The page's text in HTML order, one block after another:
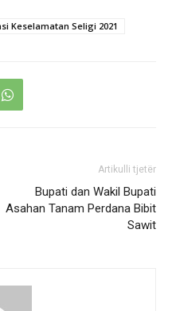
Keselamatan Seligi 2021
Artikulli tjetër
Bupati dan Wakil Bupati
Asahan Tanam Perdana Bibit
Sawit